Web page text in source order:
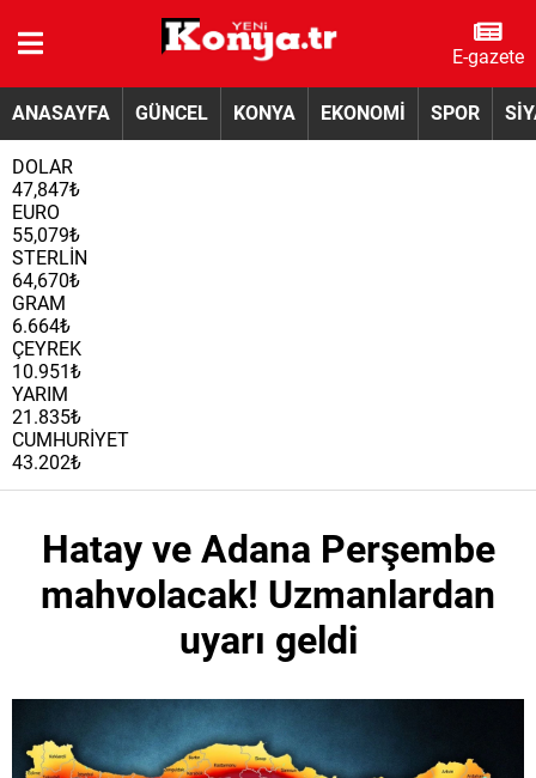
E-gazete
ANASAYFA GÜNCEL KONYA EKONOMİ SPOR
DOLAR
47,847₺
EURO
55,079₺
STERLİN
64,670₺
GRAM
6.664₺
ÇEYREK
10.951₺
YARIM
21.835₺
CUMHURİYET
43.202₺
Hatay ve Adana Perşembe
mahvolacak! Uzmanlardan
uyarı geldi